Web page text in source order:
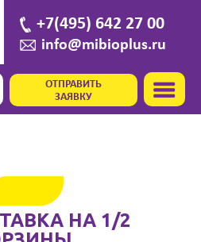
+7(495) 642 27 00
info@mibioplus.ru
ОТПРАВИТЬ
ЗАЯВКУ
НА 1/2